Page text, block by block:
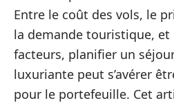
Entre le coût des vols, le
la demande touristique, et
facteurs, planifier un
luxuriante peut s’avérer
pour le portefeuille. Cet